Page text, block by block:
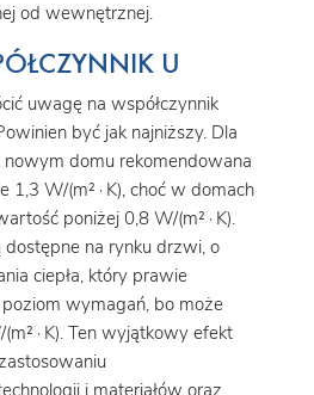
od wewnętrznej.
U
uwagę na współczynnik
być jak najniższy. Dla
domu rekomendowana
1,3 W/(m²∙K), choć w domach
poniżej 0,8 W/(m²∙K).
dostępne na rynku drzwi, o
ciepła, który prawie
wymagań, bo może
Ten wyjątkowy efekt